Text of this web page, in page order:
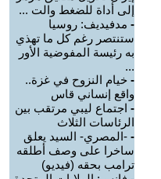
إلى أداة للضغط والت ...
- مدفيديف: روسيا
ستنتصر رغم كل ما تهذي
به رئيسة المفوضية الأور
...
- خيام النزوح في غزة..
واقع إنساني قاس
- اجتماع ليبي مرتقب بين
الرئاسات الثلاث
- -المصري- السيد يعلق
ساخرا على وصف أطلقه
ترامب بحقه (فيديو)